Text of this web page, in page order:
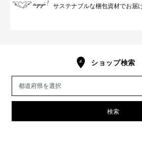
サステナブルな梱包資材でお届
ショップ検索
検索